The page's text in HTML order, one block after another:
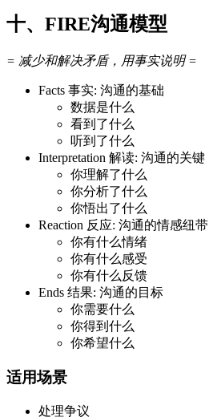
十、FIRE沟通模型
= 减少和解决矛盾，用事实说明 =
Facts 事实: 沟通的基础
数据是什么
看到了什么
听到了什么
Interpretation 解读: 沟通的关键
你理解了什么
你分析了什么
你悟出了什么
Reaction 反应: 沟通的情感纽带
你有什么情绪
你有什么感受
你有什么反馈
Ends 结果: 沟通的目标
你需要什么
你得到什么
你希望什么
适用场景
处理争议